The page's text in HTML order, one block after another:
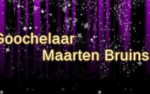
Maarten Bruins